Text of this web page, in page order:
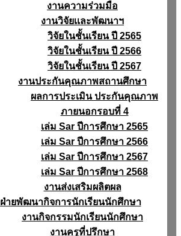
งานความร่วมมือ
งานวิจัยเเละพัฒนาฯ
วิจัยในชั้นเรียน ปี 2565
วิจัยในชั้นเรียน ปี 2566
วิจัยในชั้นเรียน ปี 2567
งานประกันคุณภาพสถานศึกษา
ผลการประเมิน ประกันคุณภาพ
ภายนอกรอบที่ 4
เล่ม Sar ปีการศึกษา 2565
เล่ม Sar ปีการศึกษา 2566
เล่ม Sar ปีการศึกษา 2567
เล่ม Sar ปีการศึกษา 2568
งานส่งเสริมผลิตผล
ฝ่ายพัฒนากิจการนักเรียนนักศึกษา
งานกิจกรรมนักเรียนนักศึกษา
งานครูที่ปรึกษา